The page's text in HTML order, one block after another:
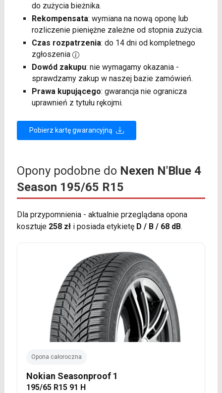
do zużycia bieżnika.
Rekompensata: wymiana na nową oponę lub
rozliczenie pieniężne zależne od stopnia zużycia.
Czas rozpatrzenia: do 14 dni od kompletnego
zgłoszenia
Dowód zakupu: nie wymagamy okazania -
sprawdzamy zakup w naszej bazie zamówień.
Prawa kupującego: gwarancja nie ogranicza
uprawnień z tytułu rękojmi.
Pobierz kartę gwarancyjną
Opony podobne do Nexen N'Blue 4
Season 195/65 R15
Dla przypomnienia - aktualnie przeglądana opona
kosztuje 258 złi posiada etykietę D / B / 68 dB.
Opona całoroczna
Nokian Seasonproof 1
195/65 R15 91 H